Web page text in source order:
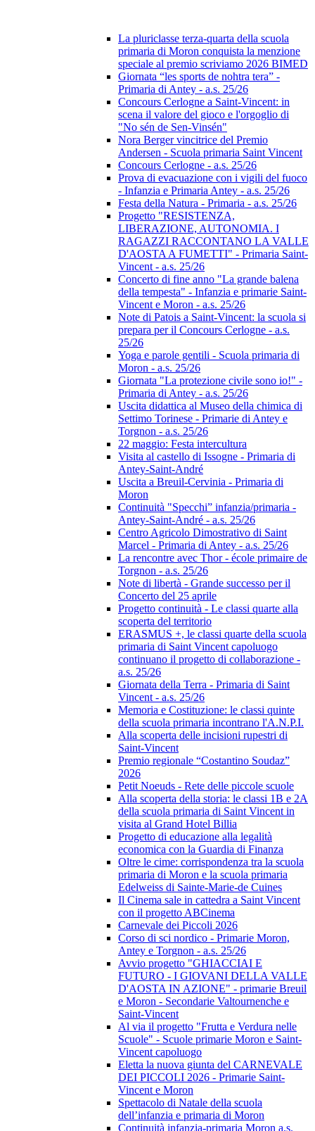
La pluriclasse terza-quarta della scuola
primaria di Moron conquista la menzione
speciale al premio scriviamo 2026 BIMED
Giornata “les sports de nohtra tera” -
Primaria di Antey - a.s. 25/26
Concours Cerlogne a Saint-Vincent: in
scena il valore del gioco e l'orgoglio di
"No sén de Sen-Vinsén"
Nora Berger vincitrice del Premio
Andersen - Scuola primaria Saint Vincent
Concours Cerlogne - a.s. 25/26
Prova di evacuazione con i vigili del fuoco
- Infanzia e Primaria Antey - a.s. 25/26
Festa della Natura - Primaria - a.s. 25/26
Progetto "RESISTENZA,
LIBERAZIONE, AUTONOMIA. I
RAGAZZI RACCONTANO LA VALLE
D'AOSTA A FUMETTI" - Primaria Saint-
Vincent - a.s. 25/26
Concerto di fine anno "La grande balena
della tempesta" - Infanzia e primarie Saint-
Vincent e Moron - a.s. 25/26
Note di Patois a Saint-Vincent: la scuola si
prepara per il Concours Cerlogne - a.s.
25/26
Yoga e parole gentili - Scuola primaria di
Moron - a.s. 25/26
Giornata "La protezione civile sono io!" -
Primaria di Antey - a.s. 25/26
Uscita didattica al Museo della chimica di
Settimo Torinese - Primarie di Antey e
Torgnon - a.s. 25/26
22 maggio: Festa intercultura
Visita al castello di Issogne - Primaria di
Antey-Saint-André
Uscita a Breuil-Cervinia - Primaria di
Moron
Continuità "Specchi” infanzia/primaria -
Antey-Saint-André - a.s. 25/26
Centro Agricolo Dimostrativo di Saint
Marcel - Primaria di Antey - a.s. 25/26
La rencontre avec Thor - école primaire de
Torgnon - a.s. 25/26
Note di libertà - Grande successo per il
Concerto del 25 aprile
Progetto continuità - Le classi quarte alla
scoperta del territorio
ERASMUS +, le classi quarte della scuola
primaria di Saint Vincent capoluogo
continuano il progetto di collaborazione -
a.s. 25/26
Giornata della Terra - Primaria di Saint
Vincent - a.s. 25/26
Memoria e Costituzione: le classi quinte
della scuola primaria incontrano l'A.N.P.I.
Alla scoperta delle incisioni rupestri di
Saint-Vincent
Premio regionale “Costantino Soudaz”
2026
Petit Noeuds - Rete delle piccole scuole
Alla scoperta della storia: le classi 1B e 2A
della scuola primaria di Saint Vincent in
visita al Grand Hotel Billia
Progetto di educazione alla legalità
economica con la Guardia di Finanza
Oltre le cime: corrispondenza tra la scuola
primaria di Moron e la scuola primaria
Edelweiss di Sainte-Marie-de Cuines
Il Cinema sale in cattedra a Saint Vincent
con il progetto ABCinema
Carnevale dei Piccoli 2026
Corso di sci nordico - Primarie Moron,
Antey e Torgnon - a.s. 25/26
Avvio progetto "GHIACCIAI E
FUTURO - I GIOVANI DELLA VALLE
D'AOSTA IN AZIONE" - primarie Breuil
e Moron - Secondarie Valtournenche e
Saint-Vincent
Al via il progetto "Frutta e Verdura nelle
Scuole" - Scuole primarie Moron e Saint-
Vincent capoluogo
Eletta la nuova giunta del CARNEVALE
DEI PICCOLI 2026 - Primarie Saint-
Vincent e Moron
Spettacolo di Natale della scuola
dell’infanzia e primaria di Moron
Continuità infanzia-primaria Moron a.s.